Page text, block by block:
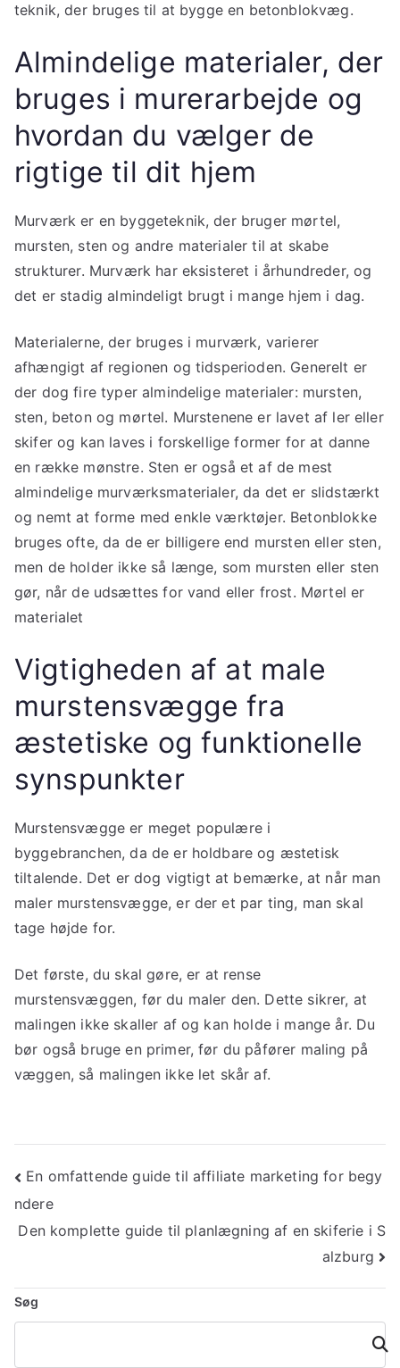
teknik, der bruges til at bygge en betonblokvæg.
Almindelige materialer, der
bruges i murerarbejde og
hvordan du vælger de
rigtige til dit hjem
Murværk er en byggeteknik, der bruger mørtel,
mursten, sten og andre materialer til at skabe
strukturer. Murværk har eksisteret i århundreder, og
det er stadig almindeligt brugt i mange hjem i dag.
Materialerne, der bruges i murværk, varierer
afhængigt af regionen og tidsperioden. Generelt er
der dog fire typer almindelige materialer: mursten,
sten, beton og mørtel. Murstenene er lavet af ler eller
skifer og kan laves i forskellige former for at danne
en række mønstre. Sten er også et af de mest
almindelige murværksmaterialer, da det er slidstærkt
og nemt at forme med enkle værktøjer. Betonblokke
bruges ofte, da de er billigere end mursten eller sten,
men de holder ikke så længe, som mursten eller sten
gør, når de udsættes for vand eller frost. Mørtel er
materialet
Vigtigheden af at male
murstensvægge fra
æstetiske og funktionelle
synspunkter
Murstensvægge er meget populære i
byggebranchen, da de er holdbare og æstetisk
tiltalende. Det er dog vigtigt at bemærke, at når man
maler murstensvægge, er der et par ting, man skal
tage højde for.
Det første, du skal gøre, er at rense
murstensvæggen, før du maler den. Dette sikrer, at
malingen ikke skaller af og kan holde i mange år. Du
bør også bruge en primer, før du påfører maling på
væggen, så malingen ikke let skår af.
Indlægsnavigation
En omfattende guide til affiliate marketing for begy
ndere
Den komplette guide til planlægning af en skiferie i S
alzburg
Søg
Søg